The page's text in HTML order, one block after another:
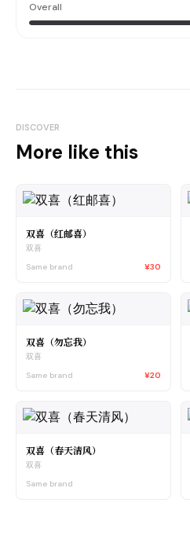
Overall
DISCOVER
More like this
双喜（红邮喜）
双喜
Same brand
¥30
双喜（勿忘我）
双喜
Same brand
¥20
双喜（春天清风）
双喜
Same brand